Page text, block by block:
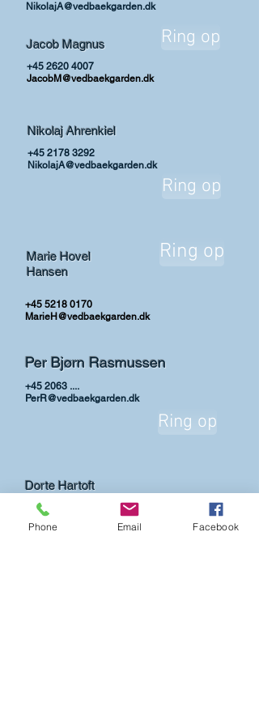
NikolajA@vedbaekgarden.dk
Jacob Magnus
+45 2620 4007
JacobM@vedbaekgarden.dk
Ring op
Nikolaj Ahrenkiel
+45 2178 3292
NikolajA@vedbaekgarden.dk
Ring op
Marie Hovel
Hansen
Ring op
+45 5218 0170
MarieH@vedbaekgarden.dk
Per Bjørn Rasmussen
+45 2063 ....
PerR@vedbaekgarden.dk
Ring op
Dorte Hartoft
+45 4052 1717
DorteH@vedbaekgarden.dk
Ring op
Phone Email Facebook